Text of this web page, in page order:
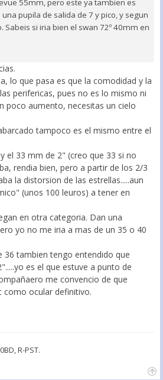
55mm, pero este ya tambien es
pupila de salida de 7 y pico, y segun
Sabeis si iria bien el swan 72º 40mm en
lo que pasa es que la comodidad y la
perifericas, pues no es lo mismo ni
poco aumento, necesitas un cielo
tampoco es el mismo entre el
el 33 mm de 2" (creo que 33 si no
rendia bien, pero a partir de los 2/3
la distorsion de las estrellas.....aun
(unos 100 leuros) a tener en
en otra categoria. Dan una
yo no me iria a mas de un 35 o 40
36 tambien tengo entendido que
es el que estuve a punto de
me convencio de que
como ocular definitivo.
R-PST.